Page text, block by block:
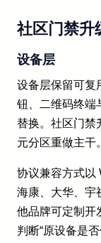
社区门禁升
设备层
设备层保留可复
钮、二维码终端
替换。社区门禁
元分区重做主干。
协议兼容方式以
海康、大华、宇
他品牌可定制开
判断“原设备是否